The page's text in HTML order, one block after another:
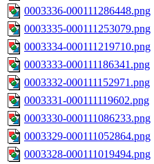
0003336-000111286448.png
0003335-000111253079.png
0003334-000111219710.png
0003333-000111186341.png
0003332-000111152971.png
0003331-000111119602.png
0003330-000111086233.png
0003329-000111052864.png
0003328-000111019494.png